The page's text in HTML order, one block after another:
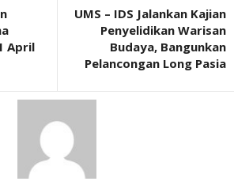
April
UMS – IDS Jalankan Kajian
Penyelidikan Warisan
Budaya, Bangunkan
Pelancongan Long Pasia